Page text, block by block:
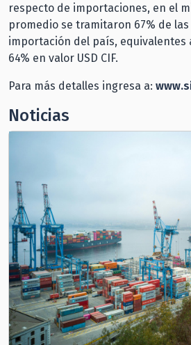
respecto de importaciones, en el
promedio se tramitaron 67% de
importación del país, equivalentes
64% en valor USD CIF.
Para más detalles ingresa a:
Noticias